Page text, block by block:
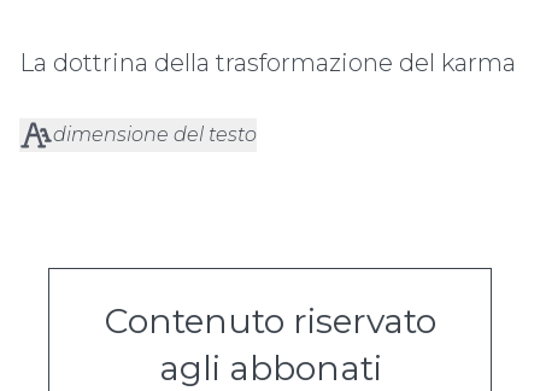
La dottrina della trasformazione del karma
dimensione del testo
Contenuto riservato
agli abbonati